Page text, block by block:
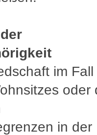
im Fall
oder
in der